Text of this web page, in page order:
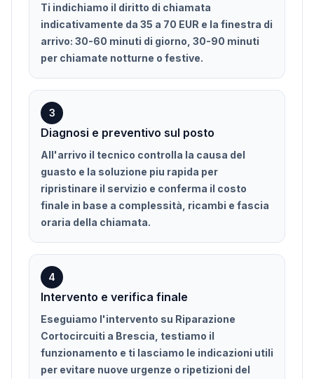
Ti indichiamo il diritto di chiamata
indicativamente da 35 a 70 EUR e la finestra di
arrivo: 30-60 minuti di giorno, 30-90 minuti
per chiamate notturne o festive.
3
Diagnosi e preventivo sul posto
All'arrivo il tecnico controlla la causa del
guasto e la soluzione piu rapida per
ripristinare il servizio e conferma il costo
finale in base a complessità, ricambi e fascia
oraria della chiamata.
4
Intervento e verifica finale
Eseguiamo l'intervento su Riparazione
Cortocircuiti a Brescia, testiamo il
funzionamento e ti lasciamo le indicazioni utili
per evitare nuove urgenze o ripetizioni del